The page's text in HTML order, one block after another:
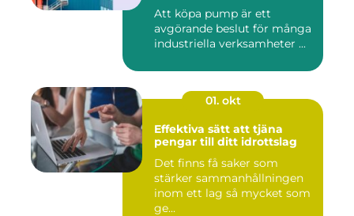
Att köpa pump är ett
avgörande beslut för många
industriella verksamheter ...
01. okt
Effektiva sätt att tjäna
pengar till ditt idrottslag
Det finns få saker som
stärker sammanhållningen
inom ett lag så mycket som
ge...